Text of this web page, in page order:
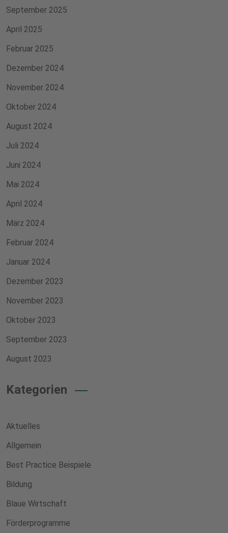
September 2025
April 2025
Februar 2025
Dezember 2024
November 2024
Oktober 2024
August 2024
Juli 2024
Juni 2024
Mai 2024
April 2024
März 2024
Februar 2024
Januar 2024
Dezember 2023
November 2023
Oktober 2023
September 2023
August 2023
Kategorien
Aktuelles
Allgemein
Best Practice Beispiele
Bildung
Blaue Wirtschaft
Förderprogramme